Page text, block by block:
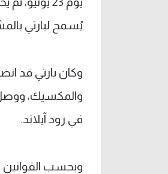
يُسمح لبارتي
وكان بارتي قد
في رود آيلاند.
وبحسب القوانين